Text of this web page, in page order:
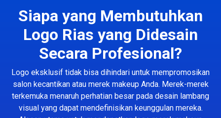
Siapa yang Membutuhkan
Logo Rias yang Didesain
Secara Profesional?
Logo eksklusif tidak bisa dihindari untuk mempromosikan
salon kecantikan atau merek makeup Anda. Merek-merek
terkemuka menaruh perhatian besar pada desain lambang
visual yang dapat mendefinisikan keunggulan mereka.